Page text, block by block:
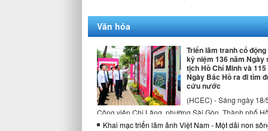
Văn hóa
Triển lãm tranh cổ
kỷ niệm 136 năm Ngày
tịch Hồ Chí Minh và 115
Ngày Bác Hồ ra đi tìm
cứu nước
(HCEC) - Sáng ngày 18/
Công viên Chi Lăng, phường Sài Gòn, Thành phố
Minh, Cục Văn ...
Khai mạc triển lãm ảnh Việt Nam - Một dải non